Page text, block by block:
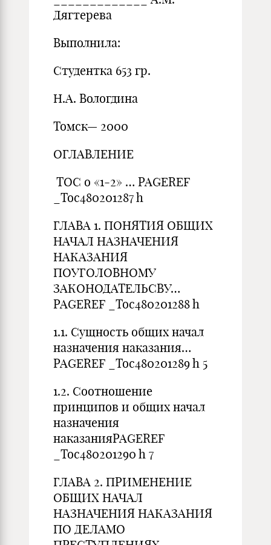
Дягтерева
Выполнила:
Студентка 653 гр.
Н.А. Вологдина
Томск— 2000
ОГЛАВЛЕНИЕ
TOC o «1-2» … PAGEREF
_Toc480201287 h
ГЛАВА 1. ПОНЯТИЯ ОБЩИХ
НАЧАЛ НАЗНАЧЕНИЯ
НАКАЗАНИЯ
ПОУГОЛОВНОМУ
ЗАКОНОДАТЕЛЬСВУ…
PAGEREF _Toc480201288 h
1.1. Сущность общих начал
назначения наказания…
PAGEREF _Toc480201289 h 5
1.2. Соотношение
принципов и общих начал
назначения
наказанияPAGEREF
_Toc480201290 h 7
ГЛАВА 2. ПРИМЕНЕНИЕ
ОБЩИХ НАЧАЛ
НАЗНАЧЕНИЯ НАКАЗАНИЯ
ПО ДЕЛАМО